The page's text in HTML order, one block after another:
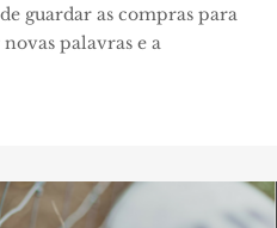
guardar as compras para
palavras e a